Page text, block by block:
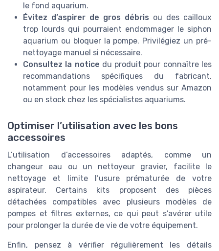
le fond aquarium.
Évitez d’aspirer de gros débris ou des cailloux
trop lourds qui pourraient endommager le siphon
aquarium ou bloquer la pompe. Privilégiez un pré-
nettoyage manuel si nécessaire.
Consultez la notice du produit pour connaître les
recommandations spécifiques du fabricant,
notamment pour les modèles vendus sur Amazon
ou en stock chez les spécialistes aquariums.
Optimiser l’utilisation avec les bons
accessoires
L’utilisation d’accessoires adaptés, comme un
changeur eau ou un nettoyeur gravier, facilite le
nettoyage et limite l’usure prématurée de votre
aspirateur. Certains kits proposent des pièces
détachées compatibles avec plusieurs modèles de
pompes et filtres externes, ce qui peut s’avérer utile
pour prolonger la durée de vie de votre équipement.
Enfin, pensez à vérifier régulièrement les détails